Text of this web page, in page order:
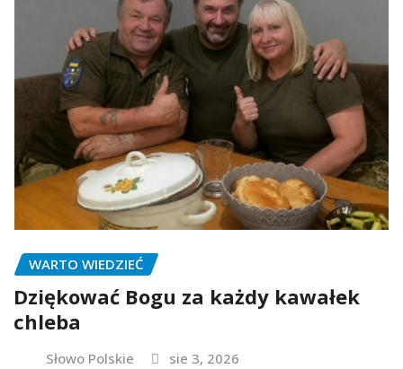
WARTO WIEDZIEĆ
Dziękować Bogu za każdy kawałek
chleba
Słowo Polskie sie 3, 2026